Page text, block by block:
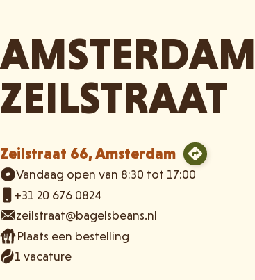
AMSTERDAM
ZEILSTRAAT
Zeilstraat 66, Amsterdam
Vandaag open van 8:30 tot 17:00
+31 20 676 0824
zeilstraat@bagelsbeans.nl
Plaats een bestelling
1 vacature